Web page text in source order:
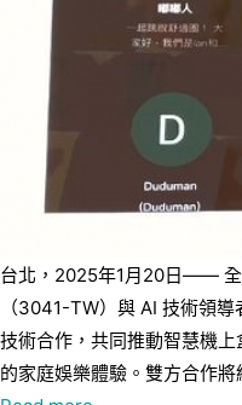
台北，2025年1月20日—— 全
（3041-TW）與 AI 技術領
技術合作，共同推動智慧機
的家庭娛樂體驗。雙方合作